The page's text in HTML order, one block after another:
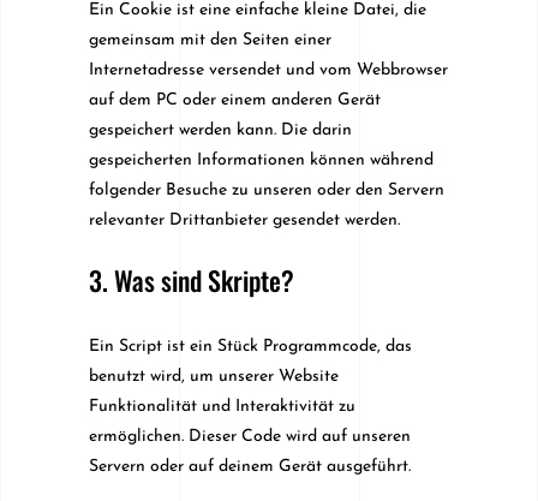
Ein Cookie ist eine einfache kleine Datei, die
gemeinsam mit den Seiten einer
Internetadresse versendet und vom Webbrowser
auf dem PC oder einem anderen Gerät
gespeichert werden kann. Die darin
gespeicherten Informationen können während
folgender Besuche zu unseren oder den Servern
relevanter Drittanbieter gesendet werden.
3. Was sind Skripte?
Ein Script ist ein Stück Programmcode, das
benutzt wird, um unserer Website
Funktionalität und Interaktivität zu
ermöglichen. Dieser Code wird auf unseren
Servern oder auf deinem Gerät ausgeführt.